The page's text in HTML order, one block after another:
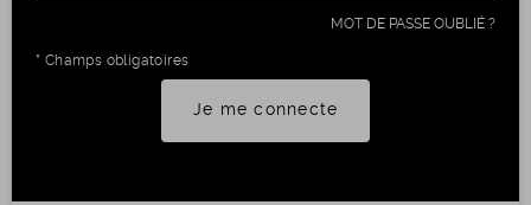
* Champs obligatoires
MOT DE PASSE OUBLIÉ ?
Je me connecte